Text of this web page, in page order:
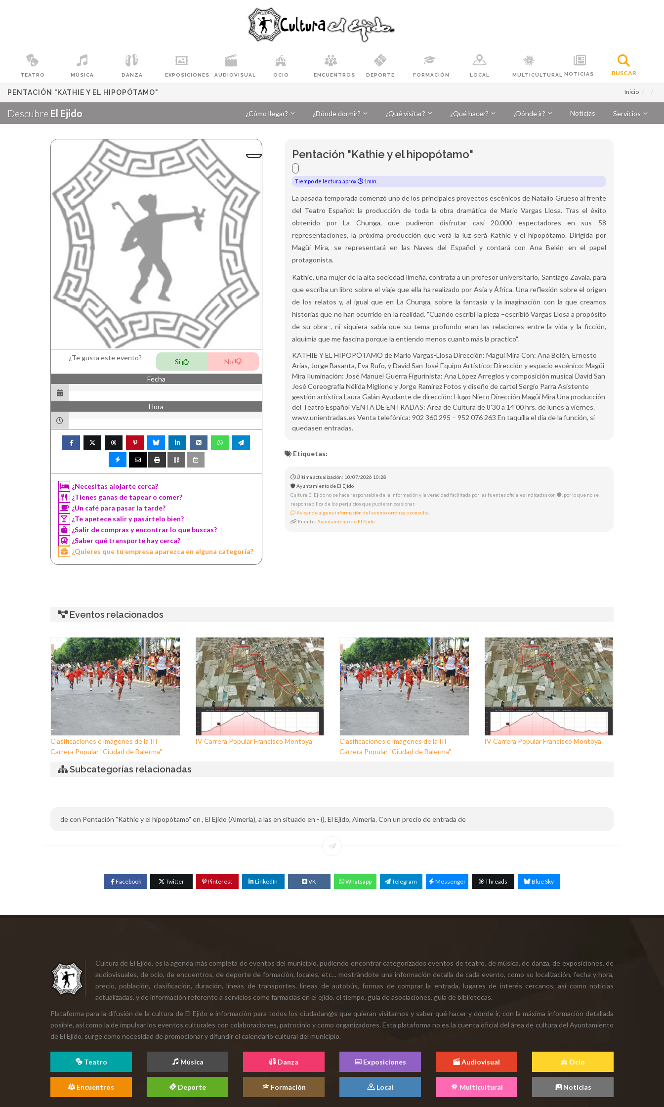
TEATRO MÚSICA DANZA EXPOSICIONES AUDIOVISUAL OCIO ENCUENTROS DEPORTE FORMACIÓN LOCAL MULTICULTURAL NOTICIAS BUSCAR
PENTACIÓN "KATHIE Y EL HIPOPÓTAMO" Inicio
Descubre El Ejido ¿Cómo llegar? ¿Dónde dormir? ¿Qué visitar? ¿Qué hacer? ¿Dónde ir? Noticias Servicios
¿Te gusta este evento? Si No
Fecha
Hora
¿Necesitas alojarte cerca?
¿Tienes ganas de tapear o comer?
¿Un café para pasar la tarde?
¿Te apetece salir y pasártelo bien?
¿Salir de compras y encontrar lo que buscas?
¿Saber qué transporte hay cerca?
¿Quieres que tu empresa aparezca en alguna categoría?
Pentación "Kathie y el hipopótamo"
Tiempo de lectura aprox 1min.
La pasada temporada comenzó uno de los principales proyectos escénicos de Natalio Grueso al frente
del Teatro Español: la producción de toda la obra dramática de Mario Vargas Llosa. Tras el éxito
obtenido por La Chunga, que pudieron disfrutar casi 20.000 espectadores en sus 58
representaciones, la próxima producción que verá la luz será Kathie y el hipopótamo. Dirigida por
Magüi Mira, se representará en las Naves del Español y contará con Ana Belén en el papel
protagonista.
Kathie, una mujer de la alta sociedad limeña, contrata a un profesor universitario, Santiago Zavala, para
que escriba un libro sobre el viaje que ella ha realizado por Asia y África. Una reflexión sobre el origen
de los relatos y, al igual que en La Chunga, sobre la fantasía y la imaginación con la que creamos
historias que no han ocurrido en la realidad. "Cuando escribí la pieza –escribió Vargas Llosa a propósito
de su obra–, ni siquiera sabía que su tema profundo eran las relaciones entre la vida y la ficción,
alquimia que me fascina porque la entiendo menos cuanto más la practico".
KATHIE Y EL HIPOPÓTAMO de Mario Vargas-Llosa Dirección: Magüi Mira Con: Ana Belén, Ernesto
Arias, Jorge Basanta, Eva Rufo, y David San José Equipo Artístico: Dirección y espacio escénico: Magüi
Mira Iluminación: José Manuel Guerra Figurinista: Ana López Arreglos y composición musical David San
José Coreografía Nélida Miglione y Jorge Ramírez Fotos y diseño de cartel Sergio Parra Asistente
gestión artística Laura Galán Ayudante de dirección: Hugo Nieto Dirección Magüi Mira Una producción
del Teatro Español VENTA DE ENTRADAS: Área de Cultura de 8'30 a 14'00 hrs. de lunes a viernes.
www.unientradas.es Venta telefónica: 902 360 295 – 952 076 263 En taquilla el día de la función, si
quedasen entradas.
Etiquetas:
Última actualización: 10/07/2026 10:28
Ayuntamiento de El Ejido
Cultura El Ejido no se hace responsable de la información y la veracidad facilitada por las fuentes oficiales indicadas con
, por lo que no se
responsabiliza de los perjuicios que pudieran ocasionar.
Avisar de alguna información del evento errónea o consulta.
Fuente:Ayuntamiento de El Ejido
Eventos relacionados
Clasificaciones e imágenes de la III
Carrera Popular "Ciudad de Balerma"
IV Carrera Popular Francisco Montoya
Clasificaciones e imágenes de la III
Carrera Popular "Ciudad de Balerma"
IV Carrera Popular Francisco Montoya
Subcategorías relacionadas
de con Pentación "Kathie y el hipopótamo" en , El Ejido (Almería), a las en situado en - (), El Ejido, Almería. Con un precio de entrada de
Facebook Twitter Pinterest LinkedIn VK Whatsapp Telegram Messenger Threads Blue Sky
Cultura de El Ejido, es la agenda más completa de eventos del municipio, pudiendo encontrar categorizados eventos de teatro, de música, de danza, de exposiciones, de
audiovisuales, de ocio, de encuentros, de deporte de formación, locales, etc... mostrándote una información detalla de cada evento, como su localización, fecha y hora,
precio, población, clasificación, duración, líneas de transportes, líneas de autobús, formas de comprar la entrada, lugares de interés cercanos, así como noticias
actualizadas, y de información referente a servicios como farmacias en el ejido, el tiempo, guía de asociaciones, guía de bibliotecas.
Plataforma para la difusión de la cultura de El Ejido e información para todos los ciudadan@s que quieran visitarnos y saber qué hacer y dónde ir, con la máxima información detallada
posible, así como la de impulsar los eventos culturales con colaboraciones, patrocinio y como organizadores. Esta plataforma no es la cuenta oficial del área de cultura del Ayuntamiento
de El Ejido, surge como necesidad de promocionar y difundir el calendario cultural del municipio.
Teatro Música Danza Exposiciones Audiovisual Ocio
Encuentros Deporte Formación Local Multicultural Noticias